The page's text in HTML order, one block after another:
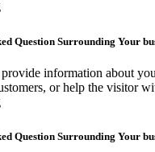
Question Surrounding Your
information about
or help the visitor
Question Surrounding Your